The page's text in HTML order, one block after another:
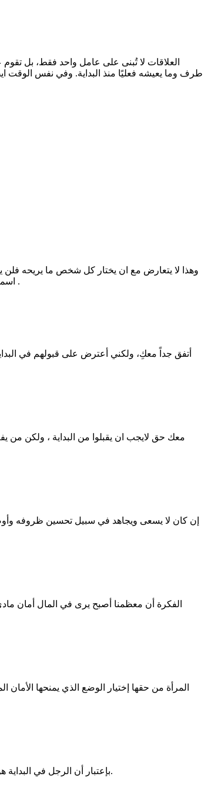
العلاقات لا تُبنى على عامل واحد فقط، بل تقوم
طرف وما يعيشه فعليًا منذ البداية. وفي نفس الوقت
وهذا لا يتعارض مع ان يختار كل شخص ما يريحه فلن
اسمها نذالة مع ذلك مثلما من حق كل إنسان ان يتناول البصل النئ إن أراد فلا تعارض بين أن هذا حقه وبين أن رائحته مقرفه ولن يرغب أحد في أن يشمه بالتأكيد .
أتفق جداً معكِ، ولكني أعترض على قبولهم في
معك حق لايجب ان يقبلوا من البداية ، ولكن من
إن كان لا يسعى ويجاهد في سبيل تحسين ظروفه
الفكرة أن معظمنا أصبح يرى في المال أمان
المرأة من حقها إختيار الوضع الذي يمنحها
بإعتبار أن الرجل في البداية هو الذي يقدم والمرأة كائن مستقبل، ولكن رأيي الخاص هو بناء حياة على أساس وعود وتوقعات ان الامور ستتحسن فيما بعد هو أمر غير عادل أبداً وغير صحيح.